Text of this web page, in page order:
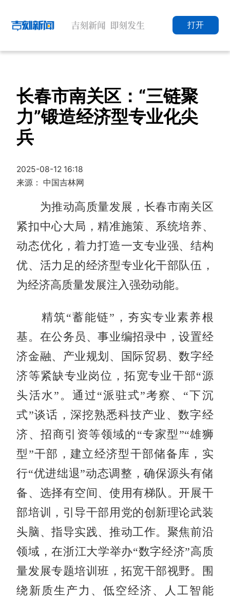
打开
长春市南关区：“三链聚
力”锻造经济型专业化尖
兵
2025-08-12 16:18
来源： 中国吉林网
为推动高质量发展，长春市南关区
紧扣中心大局，精准施策、系统培养、
动态优化，着力打造一支专业强、结构
优、活力足的经济型专业化干部队伍，
为经济高质量发展注入强劲动能。
精筑“蓄能链”，夯实专业素养根
基。在公务员、事业编招录中，设置经
济金融、产业规划、国际贸易、数字经
济等紧缺专业岗位，拓宽专业干部“源
头活水”。通过“派驻式”考察、“下沉
式”谈话，深挖熟悉科技产业、数字经
济、招商引资等领域的“专家型”“雄狮
型”干部，建立经济型干部储备库，实
行“优进绌退”动态调整，确保源头有储
备、选择有空间、使用有梯队。开展干
部培训，引导干部用党的创新理论武装
头脑、指导实践、推动工作。聚焦前沿
领域，在浙江大学举办“数字经济”高质
量发展专题培训班，拓宽干部视野。围
绕新质生产力、低空经济、人工智能